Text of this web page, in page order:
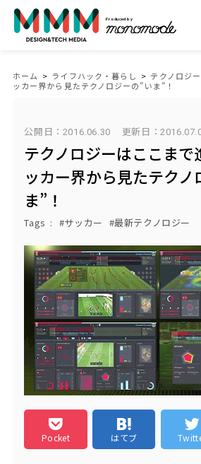
Produced by
ホーム > ライフハック・暮らし > テクノロジ
ッカー界から見たテクノロジーの”いま”！
公開日：2016.06.30 更新日：
テクノロジーはここまで
ッカー界から見たテクノ
ま”！
Tags サッカー 最新テクノロジー
Pocket はてブ